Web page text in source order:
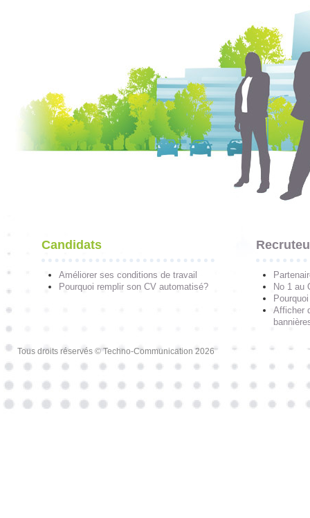
Candidats
Améliorer ses conditions de travail
Pourquoi remplir son CV automatisé?
No 1 au
Afficher
Tous droits réservés © Techno-Communication 2026